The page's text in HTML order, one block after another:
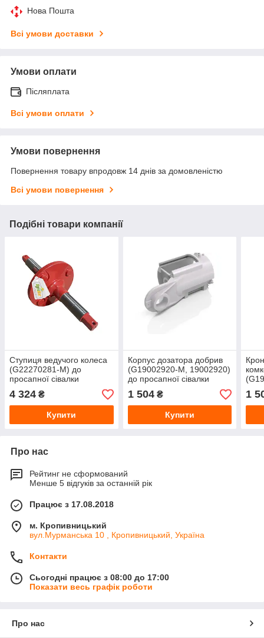
Нова Пошта
Всі умови доставки
Умови оплати
Післяплата
Всі умови оплати
Умови повернення
Повернення товару впродовж 14 днів за домовленістю
Всі умови повернення
Подібні товари компанії
Ступиця ведучого колеса
(G22270281-M) до
просапної сівалки
Gaspardo від MayerPro
4 324 ₴
Купити
Корпус дозатора добрив
(G19002920-M, 19002920)
до просапної сівалки
Gaspardo від MayerPro
1 504₴
Купити
1
Про нас
Рейтинг не сформований
Менше 5 відгуків за останній рік
Працює з 17.08.2018
м. Кропивницький
вул.Мурманська 10 , Кропивницький, Україна
Контакти
Сьогодні працює з 08:00 до 17:00
Показати весь графік роботи
Про нас